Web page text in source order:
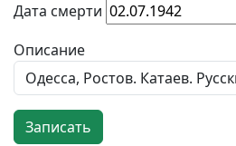
Дата смерти
Описание
Записать